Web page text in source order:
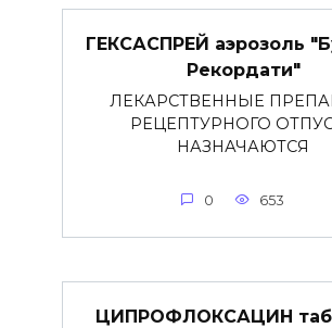
ГЕКСАСПРЕЙ аэрозоль
Рекордати"
ЛЕКАРСТВЕННЫЕ
РЕЦЕПТУРНОГО
НАЗНАЧАЮТСЯ
0 653
ЦИПРОФЛОКСАЦИН